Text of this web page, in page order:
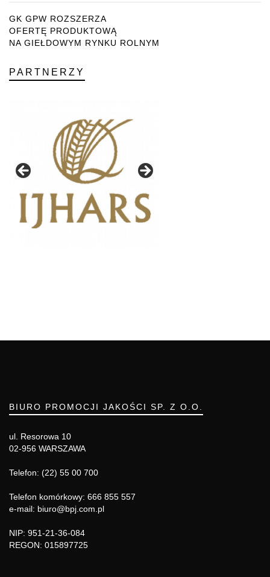
GK GPW ROZSZERZA
OFERTĘ PRODUKTOWĄ
NA GIEŁDOWYM RYNKU ROLNYM
PARTNERZY
BIURO PROMOCJI JAKOŚCI SP. Z O.O.
ul. Resorowa 10
02-956 WARSZAWA
Telefon: (22) 55 00 700
Telefon komórkowy: 666 855 557
e-mail: biuro@bpj.com.pl
NIP: 951-21-36-084
REGON: 015897725